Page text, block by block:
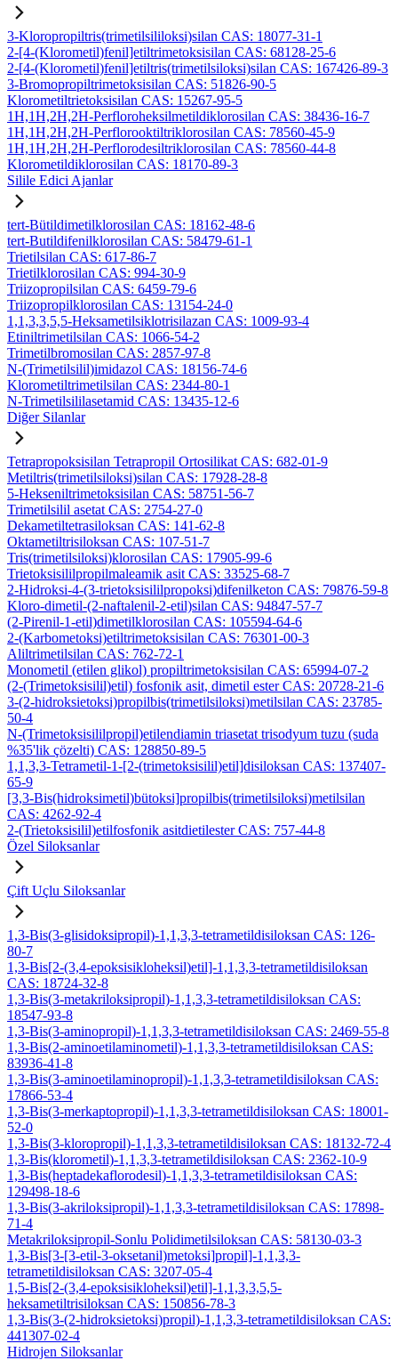
3-Kloropropiltris(trimetilsililoksi)silan CAS: 18077-31-1
2-[4-(Klorometil)fenil]etiltrimetoksisilan CAS: 68128-25-6
2-[4-(Klorometil)fenil]etiltris(trimetilsiloksi)silan CAS: 167426-89-3
3-Bromopropiltrimetoksisilan CAS: 51826-90-5
Klorometiltrietoksisilan CAS: 15267-95-5
1H,1H,2H,2H-Perfloroheksilmetildiklorosilan CAS: 38436-16-7
1H,1H,2H,2H-Perflorooktiltriklorosilan CAS: 78560-45-9
1H,1H,2H,2H-Perflorodesiltriklorosilan CAS: 78560-44-8
Klorometildiklorosilan CAS: 18170-89-3
Silile Edici Ajanlar
tert-Bütildimetilklorosilan CAS: 18162-48-6
tert-Butildifenilklorosilan CAS: 58479-61-1
Trietilsilan CAS: 617-86-7
Trietilklorosilan CAS: 994-30-9
Triizopropilsilan CAS: 6459-79-6
Triizopropilklorosilan CAS: 13154-24-0
1,1,3,3,5,5-Heksametilsiklotrisilazan CAS: 1009-93-4
Etiniltrimetilsilan CAS: 1066-54-2
Trimetilbromosilan CAS: 2857-97-8
N-(Trimetilsilil)imidazol CAS: 18156-74-6
Klorometiltrimetilsilan CAS: 2344-80-1
N-Trimetilsililasetamid CAS: 13435-12-6
Diğer Silanlar
Tetrapropoksisilan Tetrapropil Ortosilikat CAS: 682-01-9
Metiltris(trimetilsiloksi)silan CAS: 17928-28-8
5-Hekseniltrimetoksisilan CAS: 58751-56-7
Trimetilsilil asetat CAS: 2754-27-0
Dekametiltetrasiloksan CAS: 141-62-8
Oktametiltrisiloksan CAS: 107-51-7
Tris(trimetilsiloksi)klorosilan CAS: 17905-99-6
Trietoksisililpropilmaleamik asit CAS: 33525-68-7
2-Hidroksi-4-(3-trietoksisililpropoksi)difenilketon CAS: 79876-59-8
Kloro-dimetil-(2-naftalenil-2-etil)silan CAS: 94847-57-7
(2-Pirenil-1-etil)dimetilklorosilan CAS: 105594-64-6
2-(Karbometoksi)etiltrimetoksisilan CAS: 76301-00-3
Aliltrimetilsilan CAS: 762-72-1
Monometil (etilen glikol) propiltrimetoksisilan CAS: 65994-07-2
(2-(Trimetoksisilil)etil) fosfonik asit, dimetil ester CAS: 20728-21-6
3-(2-hidroksietoksi)propilbis(trimetilsiloksi)metilsilan CAS: 23785-
50-4
N-(Trimetoksisililpropil)etilendiamin triasetat trisodyum tuzu (suda
%35'lik çözelti) CAS: 128850-89-5
1,1,3,3-Tetrametil-1-[2-(trimetoksisilil)etil]disiloksan CAS: 137407-
65-9
[3,3-Bis(hidroksimetil)bütoksi]propilbis(trimetilsiloksi)metilsilan
CAS: 4262-92-4
2-(Trietoksisilil)etilfosfonik asitdietilester CAS: 757-44-8
Özel Siloksanlar
Çift Uçlu Siloksanlar
1,3-Bis(3-glisidoksipropil)-1,1,3,3-tetrametildisiloksan CAS: 126-
80-7
1,3-Bis[2-(3,4-epoksisikloheksil)etil]-1,1,3,3-tetrametildisiloksan
CAS: 18724-32-8
1,3-Bis(3-metakriloksipropil)-1,1,3,3-tetrametildisiloksan CAS:
18547-93-8
1,3-Bis(3-aminopropil)-1,1,3,3-tetrametildisiloksan CAS: 2469-55-8
1,3-Bis(2-aminoetilaminometil)-1,1,3,3-tetrametildisiloksan CAS:
83936-41-8
1,3-Bis(3-aminoetilaminopropil)-1,1,3,3-tetrametildisiloksan CAS:
17866-53-4
1,3-Bis(3-merkaptopropil)-1,1,3,3-tetrametildisiloksan CAS: 18001-
52-0
1,3-Bis(3-kloropropil)-1,1,3,3-tetrametildisiloksan CAS: 18132-72-4
1,3-Bis(klorometil)-1,1,3,3-tetrametildisiloksan CAS: 2362-10-9
1,3-Bis(heptadekaflorodesil)-1,1,3,3-tetrametildisiloksan CAS:
129498-18-6
1,3-Bis(3-akriloksipropil)-1,1,3,3-tetrametildisiloksan CAS: 17898-
71-4
Metakriloksipropil-Sonlu Polidimetilsiloksan CAS: 58130-03-3
1,3-Bis[3-[3-etil-3-oksetanil)metoksi]propil]-1,1,3,3-
tetrametildisiloksan CAS: 3207-05-4
1,5-Bis[2-(3,4-epoksisikloheksil)etil]-1,1,3,3,5,5-
heksametiltrisiloksan CAS: 150856-78-3
1,3-Bis(3-(2-hidroksietoksi)propil)-1,1,3,3-tetrametildisiloksan CAS:
441307-02-4
Hidrojen Siloksanlar